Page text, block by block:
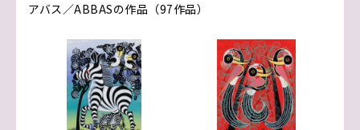
アバス／ABBASの作品（97作品）